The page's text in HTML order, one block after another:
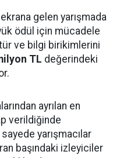
gelen yarışmada
ödül için mücadele
ve bilgi birikimlerini
TL değerindeki
ayrılan en
verildiğinde
yarışmacılar
başındaki izleyiciler